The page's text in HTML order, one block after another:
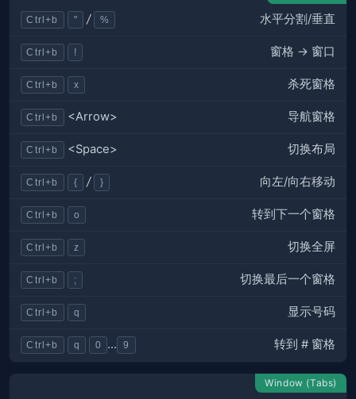
Ctrl+b " / % 水平分割/垂直
Ctrl+b ! 窗格 -> 窗口
Ctrl+b x 杀死窗格
Ctrl+b <Arrow> 导航窗格
Ctrl+b <Space> 切换布局
Ctrl+b { / } 向左/向右移动
Ctrl+b o 转到下一个窗格
Ctrl+b z 切换全屏
Ctrl+b ; 切换最后一个窗格
Ctrl+b q 显示号码
Ctrl+b q 0 ... 9 转到 # 窗格
Window (Tabs)